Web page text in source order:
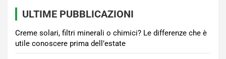
ULTIME PUBBLICAZIONI
Creme solari, filtri minerali o chimici? Le differenze che è
utile conoscere prima dell’estate